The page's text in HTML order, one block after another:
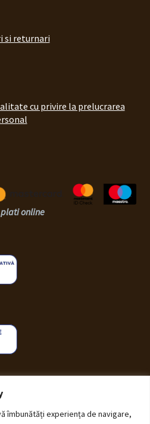
îmbunătăți experiența de navigare,
si returnari
cu privire la prelucrarea
online